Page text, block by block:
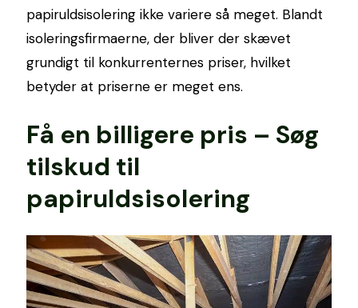
papiruldsisolering ikke variere så meget. Blandt
isoleringsfirmaerne, der bliver der skævet
grundigt til konkurrenternes priser, hvilket
betyder at priserne er meget ens.
Få en billigere pris – Søg
tilskud til
papiruldsisolering